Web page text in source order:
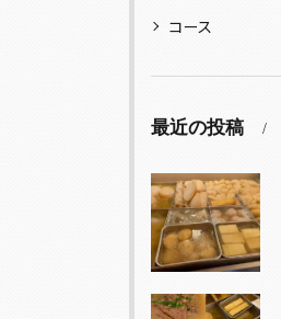
コース
最近の投稿